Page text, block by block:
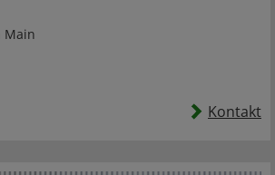
Main
Kontakt